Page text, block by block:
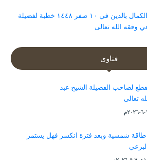
الخطوات العملية في الكمال بالدين في ١٠ صفر ١٤٤٨ خطبة لفضيلة
وفقه الله تعالى
فتاوى
لصاحب الفضيلة الشيخ عبد
تعالى
شمسية وبعد فترة انكسر فهل يستمر